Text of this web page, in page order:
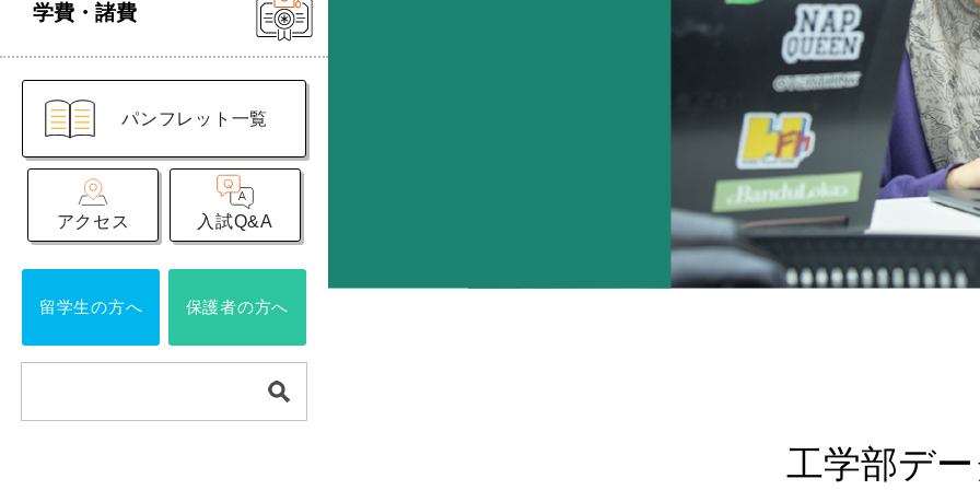
学費・諸費
パンフレット一覧
アクセス 入試Q&A
留学生の方へ 保護者の方へ
工学部デ